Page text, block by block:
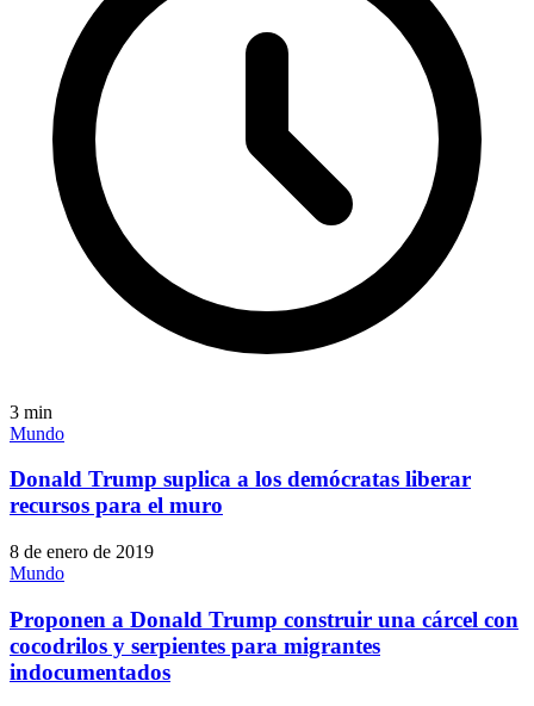
3 min
Mundo
Donald Trump suplica a los demócratas liberar
recursos para el muro
8 de enero de 2019
Mundo
Proponen a Donald Trump construir una cárcel con
cocodrilos y serpientes para migrantes
indocumentados